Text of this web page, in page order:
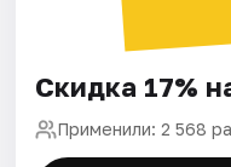
Скидка 17%
Применили: 2 568